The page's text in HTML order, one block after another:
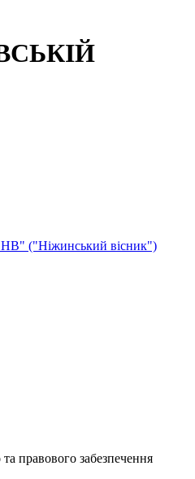
НВ" ("Ніжинський вісник")
правового забезпечення